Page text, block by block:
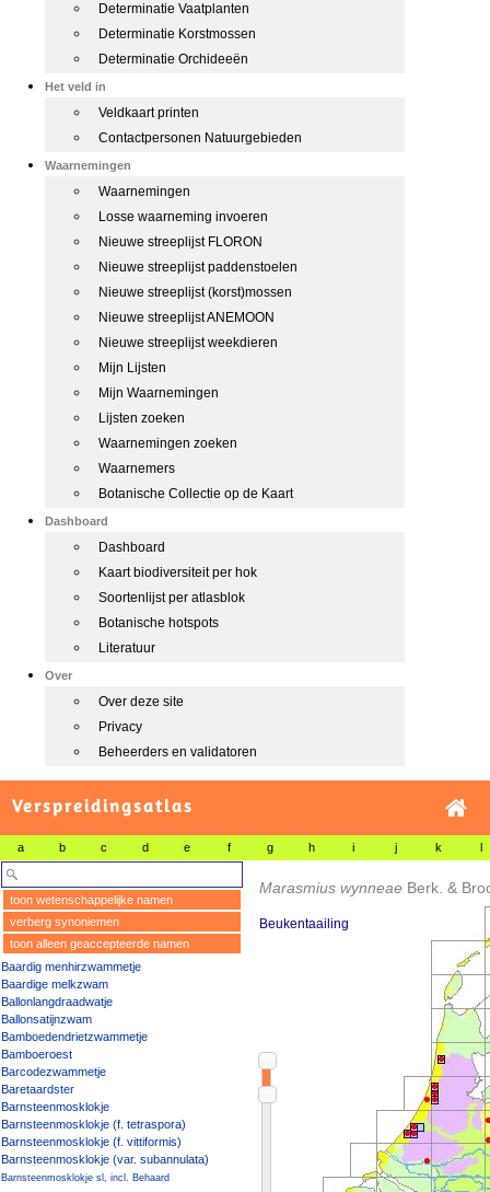
Determinatie Vaatplanten
Determinatie Korstmossen
Determinatie Orchideeën
Het veld in
Veldkaart printen
Contactpersonen Natuurgebieden
Waarnemingen
Waarnemingen
Losse waarneming invoeren
Nieuwe streeplijst FLORON
Nieuwe streeplijst paddenstoelen
Nieuwe streeplijst (korst)mossen
Nieuwe streeplijst ANEMOON
Nieuwe streeplijst weekdieren
Mijn Lijsten
Mijn Waarnemingen
Lijsten zoeken
Waarnemingen zoeken
Waarnemers
Botanische Collectie op de Kaart
Dashboard
Dashboard
Kaart biodiversiteit per hok
Soortenlijst per atlasblok
Botanische hotspots
Literatuur
Over
Over deze site
Privacy
Beheerders en validatoren
Verspreidingsatlas
a b c d e f g h i j k l
toon wetenschappelijke namen
verberg synoniemen
toon alleen geaccepteerde namen
Baardig menhirzwammetje
Baardige melkzwam
Ballonlangdraadwatje
Ballonsatijnzwam
Bamboedendrietzwammetje
Bamboeroest
Barcodezwammetje
Baretaardster
Barnsteenmosklokje
Barnsteenmosklokje (f. tetraspora)
Barnsteenmosklokje (f. vittiformis)
Barnsteenmosklokje (var. subannulata)
Barnsteenmosklokje sl, incl. Behaard
Marasmius wynneae Berk. &
Beukentaailing